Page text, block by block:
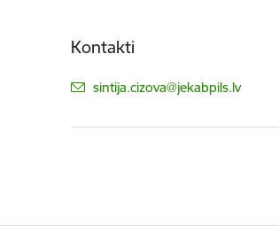
Kontakti
E-pasts:
sintija.cizova@jekabpils.lv